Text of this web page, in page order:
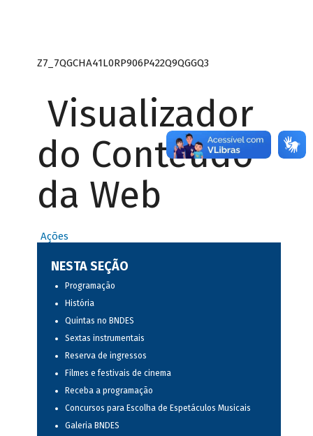
Z7_7QGCHA41L0RP906P422Q9QGGQ3
Visualizador
do Conteúdo
da Web
Ações
NESTA SEÇÃO
Programação
História
Quintas no BNDES
Sextas instrumentais
Reserva de ingressos
Filmes e festivais de cinema
Receba a programação
Concursos para Escolha de Espetáculos Musicais
Galeria BNDES